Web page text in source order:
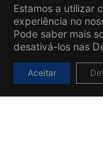
Estamos a utilizar
experiência no
Pode saber mais
desativá-los nas
Aceitar